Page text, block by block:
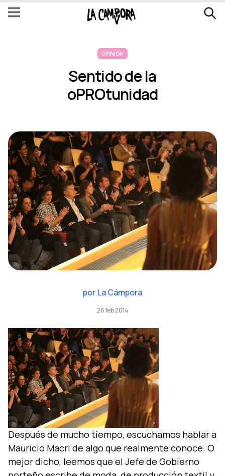
OPINIÓN
Sentido de la
oPROtunidad
por La Cámpora
26 feb 2014
Después de mucho tiempo, escuchamos hablar a
Mauricio Macri de algo que realmente conoce. O
mejor dicho, leemos que el Jefe de Gobierno